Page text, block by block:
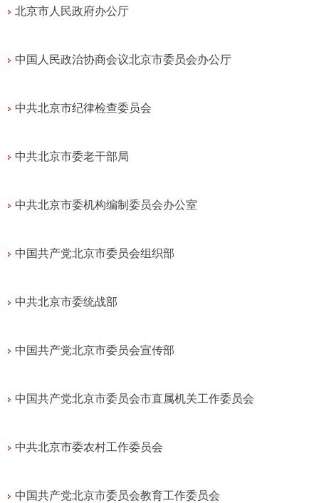
北京市人民政府办公厅
中国人民政治协商会议北京市委员会办公厅
中共北京市纪律检查委员会
中共北京市委老干部局
中共北京市委机构编制委员会办公室
中国共产党北京市委员会组织部
中共北京市委统战部
中国共产党北京市委员会宣传部
中国共产党北京市委员会市直属机关工作委员会
中共北京市委农村工作委员会
中国共产党北京市委员会教育工作委员会